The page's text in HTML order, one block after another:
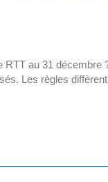
RTT au 31 décembre
Les règles